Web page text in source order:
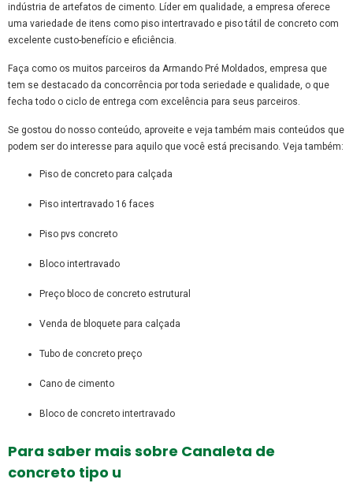
indústria de artefatos de cimento. Líder em qualidade, a empresa oferece
uma variedade de itens como piso intertravado e piso tátil de concreto com
excelente custo-benefício e eficiência.
Faça como os muitos parceiros da Armando Pré Moldados, empresa que
tem se destacado da concorrência por toda seriedade e qualidade, o que
fecha todo o ciclo de entrega com excelência para seus parceiros.
Se gostou do nosso conteúdo, aproveite e veja também mais conteúdos que
podem ser do interesse para aquilo que você está precisando. Veja também:
piso de concreto para calçada
piso intertravado 16 faces
piso pvs concreto
bloco intertravado
preço bloco de concreto estrutural
venda de bloquete para calçada
tubo de concreto preço
cano de cimento
bloco de concreto intertravado
Para saber mais sobre Canaleta de
concreto tipo u